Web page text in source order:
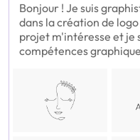
Bonjour ! Je suis
dans la création de
projet m'intéresse et je
compétences